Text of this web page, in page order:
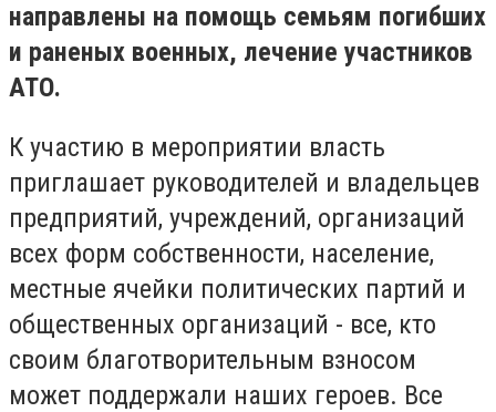
направлены на помощь семьям погибших
и раненых военных, лечение участников
АТО.
К участию в мероприятии власть
приглашает руководителей и владельцев
предприятий, учреждений, организаций
всех форм собственности, население,
местные ячейки политических партий и
общественных организаций - все, кто
своим благотворительным взносом
может поддержали наших героев. Все